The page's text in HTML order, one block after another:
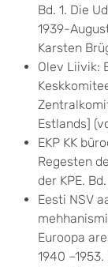
Bd. 1. Die
1939-
Karsten
Olev Liivik:
Estlands]
EKP KK
Regesten
der KPE.
Eesti NSV
Euroopa
1940